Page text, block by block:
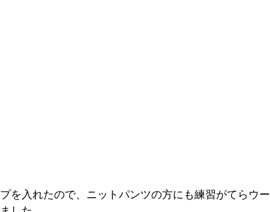
を入れたので、ニットパンツの方にも練習がてらウー